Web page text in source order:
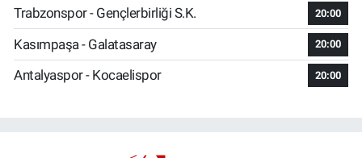
Trabzonspor - Gençlerbirliği S.K. 20:00
Kasımpaşa - Galatasaray 20:00
Antalyaspor - Kocaelispor 20:00